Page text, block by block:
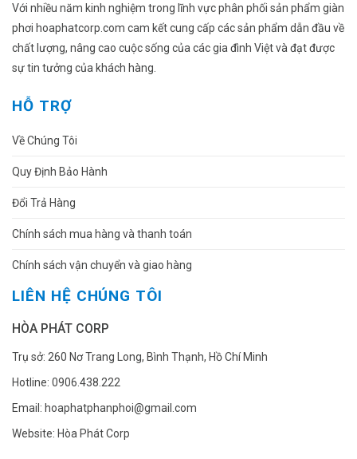
Với nhiều năm kinh nghiệm trong lĩnh vực phân phối sản phẩm giàn
phơi hoaphatcorp.com cam kết cung cấp các sản phẩm dẫn đầu về
chất lượng, nâng cao cuộc sống của các gia đình Việt và đạt được
sự tin tưởng của khách hàng.
HỖ TRỢ
Về Chúng Tôi
Quy Định Bảo Hành
Đổi Trả Hàng
Chính sách mua hàng và thanh toán
Chính sách vận chuyển và giao hàng
LIÊN HỆ CHÚNG TÔI
HÒA PHÁT CORP
Trụ sở: 260 Nơ Trang Long, Bình Thạnh, Hồ Chí Minh
Hotline: 0906.438.222
Email: hoaphatphanphoi@gmail.com
Website: Hòa Phát Corp